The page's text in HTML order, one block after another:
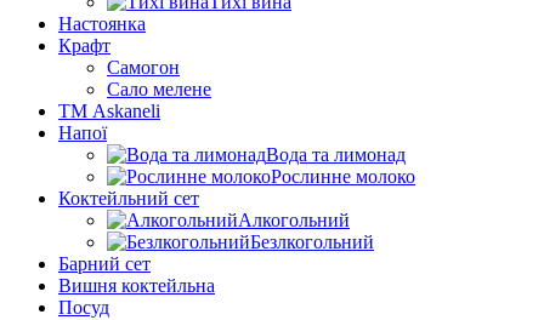
Настоянка
Крафт
Самогон
Сало мелене
ТМ Askaneli
Напої
Вода та лимонад
Рослинне молоко
Коктейльний сет
Алкогольний
Безлкогольний
Барний сет
Вишня коктейльна
Посуд